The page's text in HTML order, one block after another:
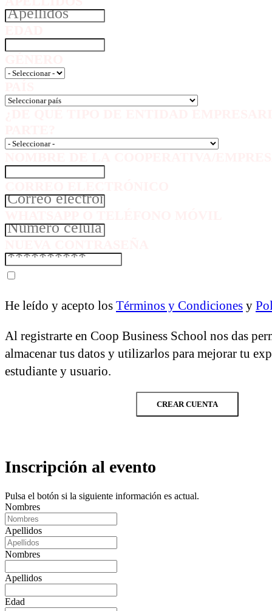
He leído y acepto los Términos y Condiciones y
Al registrarte en Coop Business School nos das
almacenar tus datos y utilizarlos para mejorar tu
estudiante y usuario.
CREAR CUENTA
Inscripción al evento
Pulsa el botón si la siguiente información es actual.
Nombres
Apellidos
Nombres
Apellidos
Edad